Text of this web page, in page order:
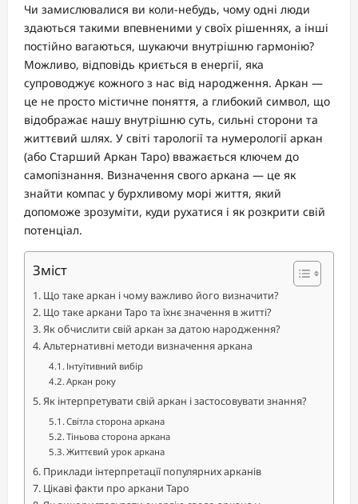
Чи замислювалися ви коли-небудь, чому одні люди
здаються такими впевненими у своїх рішеннях, а інші
постійно вагаються, шукаючи внутрішню гармонію?
Можливо, відповідь криється в енергії, яка
супроводжує кожного з нас від народження. Аркан —
це не просто містичне поняття, а глибокий символ, що
відображає нашу внутрішню суть, сильні сторони та
життєвий шлях. У світі тарології та нумерології аркан
(або Старший Аркан Таро) вважається ключем до
самопізнання. Визначення свого аркана — це як
знайти компас у бурхливому морі життя, який
допоможе зрозуміти, куди рухатися і як розкрити свій
потенціал.
Зміст
Що таке аркан і чому важливо його визначити?
Що таке аркани Таро та їхнє значення в житті?
Як обчислити свій аркан за датою народження?
Альтернативні методи визначення аркана
Інтуїтивний вибір
Аркан року
Як інтерпретувати свій аркан і застосовувати знання?
Світла сторона аркана
Тіньова сторона аркана
Життєвий урок аркана
Приклади інтерпретації популярних арканів
Цікаві факти про аркани Таро